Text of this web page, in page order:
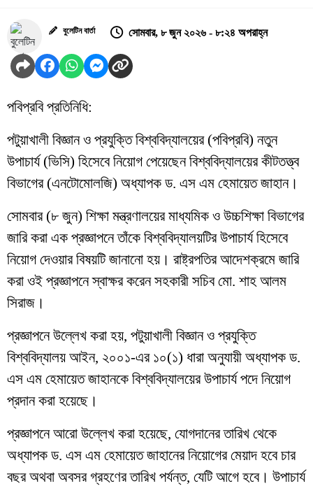
বুলেটিন বার্তা সোমবার, ৮ জুন ২০২৬ - ৮:২৪ অপরাহ্ন
পবিপ্রবি প্রতিনিধি:
পটুয়াখালী বিজ্ঞান ও প্রযুক্তি বিশ্ববিদ্যালয়ের (পবিপ্রবি) নতুন
উপাচার্য (ভিসি) হিসেবে নিয়োগ পেয়েছেন বিশ্ববিদ্যালয়ের কীটতত্ত্ব
বিভাগের (এনটোমোলজি) অধ্যাপক ড. এস এম হেমায়েত জাহান।
সোমবার (৮ জুন) শিক্ষা মন্ত্রণালয়ের মাধ্যমিক ও উচ্চশিক্ষা বিভাগের
জারি করা এক প্রজ্ঞাপনে তাঁকে বিশ্ববিদ্যালয়টির উপাচার্য হিসেবে
নিয়োগ দেওয়ার বিষয়টি জানানো হয়। রাষ্ট্রপতির আদেশক্রমে জারি
করা ওই প্রজ্ঞাপনে স্বাক্ষর করেন সহকারী সচিব মো. শাহ আলম
সিরাজ।
প্রজ্ঞাপনে উল্লেখ করা হয়, পটুয়াখালী বিজ্ঞান ও প্রযুক্তি
বিশ্ববিদ্যালয় আইন, ২০০১-এর ১০(১) ধারা অনুযায়ী অধ্যাপক ড.
এস এম হেমায়েত জাহানকে বিশ্ববিদ্যালয়ের উপাচার্য পদে নিয়োগ
প্রদান করা হয়েছে।
প্রজ্ঞাপনে আরো উল্লেখ করা হয়েছে, যোগদানের তারিখ থেকে
অধ্যাপক ড. এস এম হেমায়েত জাহানের নিয়োগের মেয়াদ হবে চার
বছর অথবা অবসর গ্রহণের তারিখ পর্যন্ত, যেটি আগে হবে। উপাচার্য